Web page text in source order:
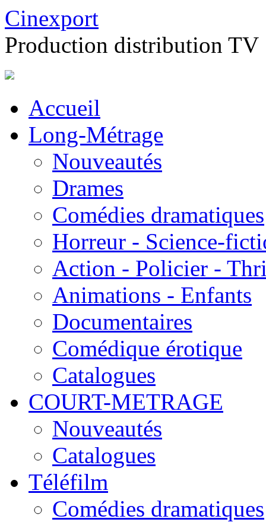
Cinexport
Production distribution TV
Accueil
Long-Métrage
Nouveautés
Drames
Comédies dramatiques
Horreur - Science-
Action - Policier -
Animations - Enfants
Documentaires
Comédique érotique
Catalogues
COURT-METRAGE
Nouveautés
Catalogues
Téléfilm
Comédies dramatiques